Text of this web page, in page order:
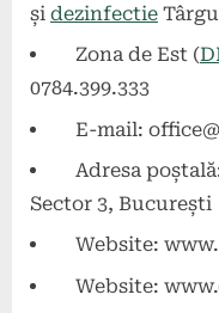
și dezinfectie
Zona de Est (
0784.399.333
E-mail:
Adresa
Sector 3, București
Website:
Website: